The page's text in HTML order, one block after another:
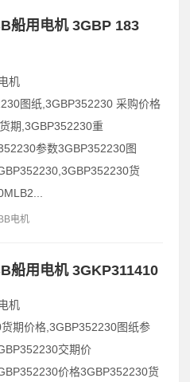
船用电机 3GBP 183
机
图纸,3GBP352230 采购价格
期,3GBP352230重
参数3GBP352230图
货
电机
船用电机 3GKP311410
机
期价格,3GBP352230图纸参
交期价
价格3GBP352230货